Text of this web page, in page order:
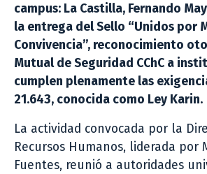
campus: La Castilla, Fernando
la entrega del Sello “Unidos por
Convivencia”, reconocimiento
Mutual de Seguridad CChC a
cumplen plenamente las
21.643, conocida como Ley Karin.
La actividad convocada por la
Recursos Humanos, liderada por
Fuentes, reunió a autoridades